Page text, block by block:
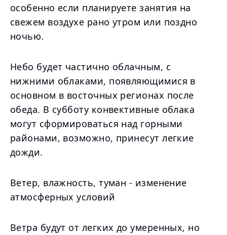
особенно если планируете занятия на
свежем воздухе рано утром или поздно
ночью.
Небо будет частично облачным, с
нижними облаками, появляющимися в
основном в восточных регионах после
обеда. В субботу конвективные облака
могут сформироваться над горными
районами, возможно, принесут легкие
дожди.
Ветер, влажность, туман - изменение
атмосферных условий
Ветра будут от легких до умеренных, но